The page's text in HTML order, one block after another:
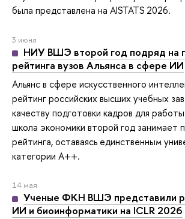
была представлена на AISTATS 2026.
3 июня
НИУ ВШЭ второй год подряд на
рейтинга вузов Альянса в сфере ИИ
Альянс в сфере искусственного
рейтинг российских высших учебных
качеству подготовки кадров для
школа экономики второй год занимает
рейтинга, оставаясь единственным
категории A++.
14 мая
Ученые ФКН ВШЭ представили
ИИ и биоинформатики на ICLR 2026